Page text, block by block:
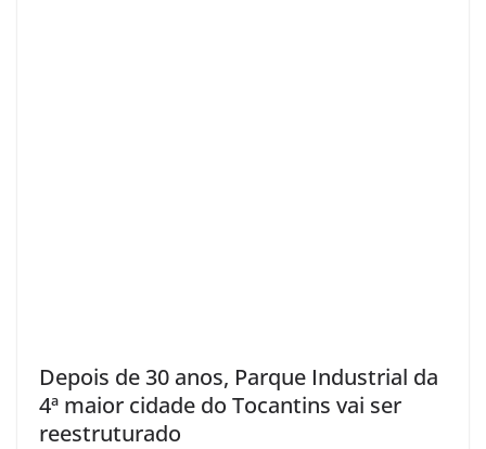
Depois de 30 anos, Parque Industrial da
4ª maior cidade do Tocantins vai ser
reestruturado